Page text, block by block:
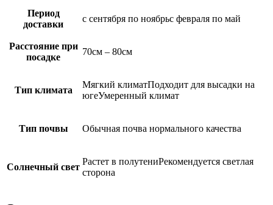
Период
доставки
с сентября по ноябрьс февраля по май
Расстояние при
посадке
70см – 80см
Тип климата
Мягкий климатПодходит для высадки на
югеУмеренный климат
Тип почвы Обычная почва нормального качества
Солнечный свет
Растет в полутениРекомендуется светлая
сторона